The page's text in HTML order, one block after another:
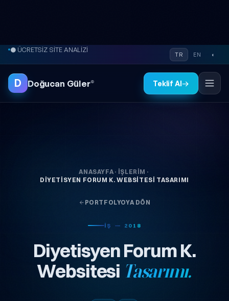
İçeriğe atla
● ÜCRETSİZ SİTE ANALİZİ
TR EN ◐
D Doğucan Güler® Teklif Al→
ANASAYFA · İŞLERIM ·
DIYETISYEN FORUM K. WEBSITESI TASARIMI
PORTFOLYOYA DÖN
İŞ — 2018
Diyetisyen Forum K.
Websitesi Tasarımı.